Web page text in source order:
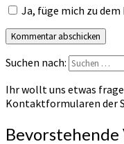
Ja, füge mich zu
Suchen nach:
Ihr wollt uns etwas
Kontaktformularen der